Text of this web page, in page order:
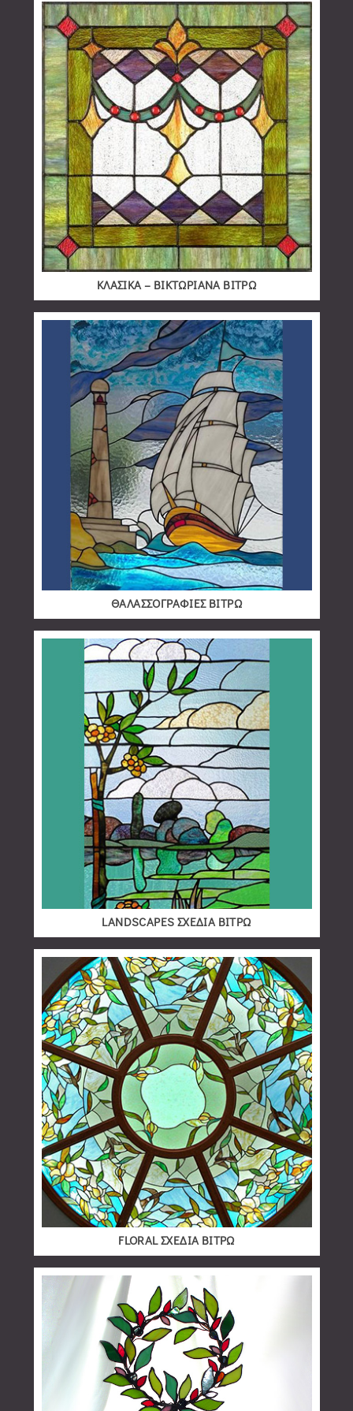
ΚΛΑΣΙΚΑ – ΒΙΚΤΩΡΙΑΝΑ ΒΙΤΡΩ
ΘΑΛΑΣΣΟΓΡΑΦΙΕΣ ΒΙΤΡΩ
LANDSCAPES ΣΧΕΔΙΑ ΒΙΤΡΩ
FLORAL ΣΧΕΔΙΑ ΒΙΤΡΩ